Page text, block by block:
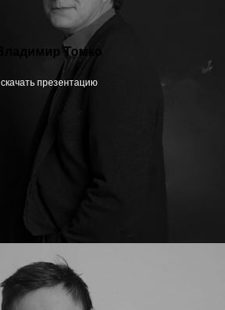
Владимир Томко
скачать презентацию